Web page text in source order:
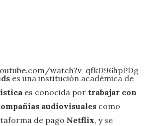
watch?v=qfkD96hpPDg
es una institución académica de
es conocida por trabajar con
audiovisuales como
de pago Netflix, y se